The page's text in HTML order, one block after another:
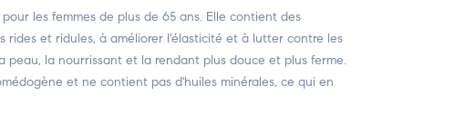
les femmes de plus de 65 ans. Elle contient des
rides et ridules, à améliorer l'élasticité et à lutter contre les
la nourrissant et la rendant plus douce et plus ferme.
et ne contient pas d'huiles minérales, ce qui en